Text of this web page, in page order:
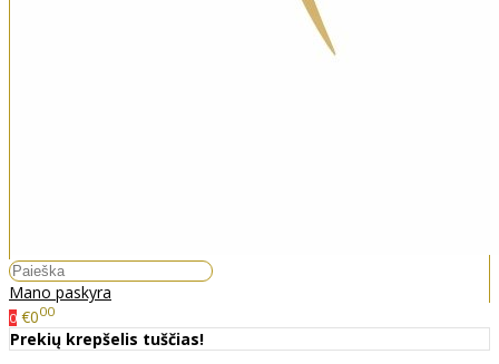
Mano paskyra
0 €000
Prekių krepšelis tuščias!